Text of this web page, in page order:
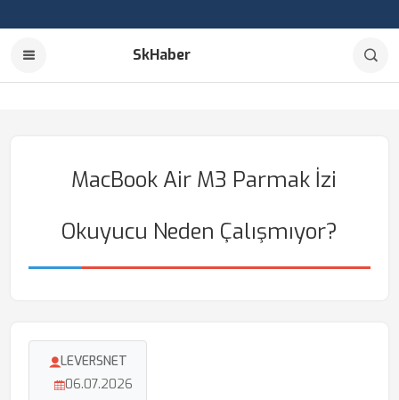
SkHaber
MacBook Air M3 Parmak İzi
Okuyucu Neden Çalışmıyor?
LEVERSNET
06.07.2026